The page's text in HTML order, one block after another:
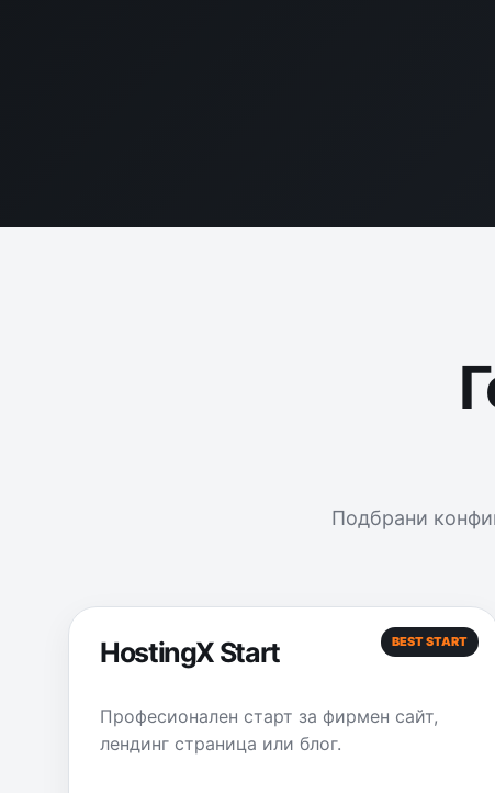
Подбрани
BEST START
HostingX Start
Професионален старт за фирмен сайт,
лендинг страница или блог.